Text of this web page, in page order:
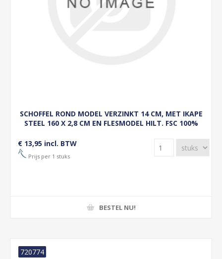
SCHOFFEL ROND MODEL VERZINKT 14 CM, MET IKAPE
STEEL 160 X 2,8 CM EN FLESMODEL HILT. FSC 100%
€ 13,95 incl. BTW
Prijs per 1 stuks
BESTEL NU!
720774